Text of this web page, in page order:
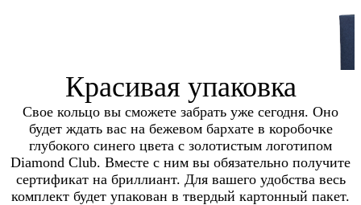
Красивая упаковка
Свое кольцо вы сможете забрать уже сегодня. Оно
будет ждать вас на бежевом бархате в коробочке
глубокого синего цвета с золотистым логотипом
Diamond Club. Вместе с ним вы обязательно получите
сертификат на бриллиант. Для вашего удобства весь
комплект будет упакован в твердый картонный пакет.